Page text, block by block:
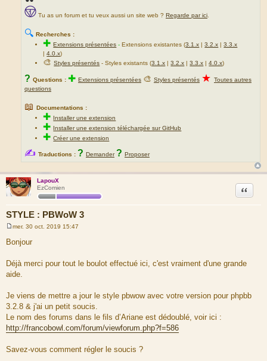
Tu as un forum et tu veux aussi un site web ? Regarde par ici.
🔍 Recherches :
✚Extensions présentées -Extensions existantes (3.1.x |3.2.x |3.3.x
|4.0.x)
🎨Styles présentés - Styles existants (3.1.x |3.2.x |3.3.x |4.0.x)
? Questions : ✚ Extensions présentées 🎨 Styles présentés ★ Toutes autres
questions
📖 Documentations :
✚ Installer une extension
✚ Installer une extension téléchargée sur GitHub
✚Créer une extension
✍ Traductions : ? Demander ? Proposer
LapouX
EzComien
STYLE : PBWoW 3
Citation
s
a
g
e
mer. 30 oct. 2019 15:47
Bonjour
Déjà merci pour tout le boulot effectué ici, c'est vraiment d'une grande
aide.
Je viens de mettre a jour le style pbwow avec votre version pour phpbb
3.2.8 & j'ai un petit soucis.
Le nom des forums dans le fils d’Ariane est dédoublé, voir ici :
http://francobowl.com/forum/viewforum.php?f=586
Savez-vous comment régler le soucis ?